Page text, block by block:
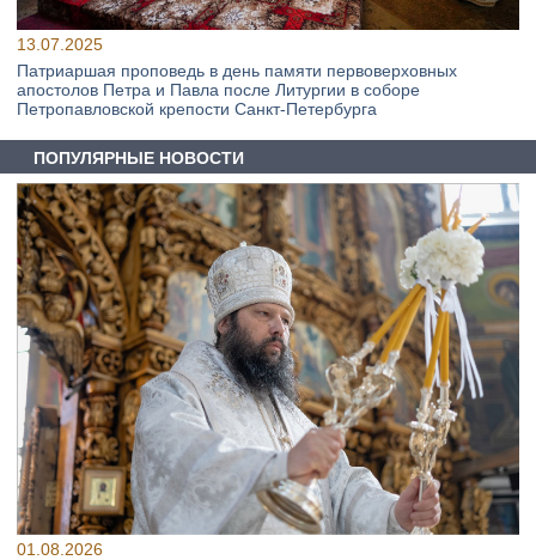
13.07.2025
Патриаршая проповедь в день памяти первоверховных
апостолов Петра и Павла после Литургии в соборе
Петропавловской крепости Санкт-Петербурга
ПОПУЛЯРНЫЕ НОВОСТИ
01.08.2026